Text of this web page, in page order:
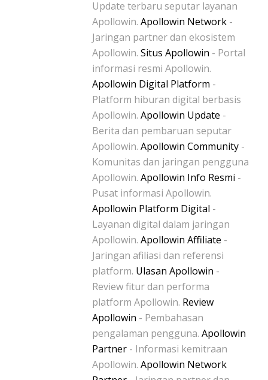
Update terbaru seputar layanan
Apollowin. Apollowin Network -
Jaringan partner dan ekosistem
Apollowin. Situs Apollowin - Portal
informasi resmi Apollowin.
Apollowin Digital Platform -
Platform hiburan digital berbasis
Apollowin. Apollowin Update -
Berita dan pembaruan seputar
Apollowin. Apollowin Community -
Komunitas dan jaringan pengguna
Apollowin. Apollowin Info Resmi -
Pusat informasi Apollowin.
Apollowin Platform Digital -
Layanan digital dalam jaringan
Apollowin. Apollowin Affiliate -
Jaringan afiliasi dan referensi
platform. Ulasan Apollowin -
Review fitur dan performa
platform Apollowin. Review
Apollowin - Pembahasan
pengalaman pengguna. Apollowin
Partner - Informasi kemitraan
Apollowin. Apollowin Network